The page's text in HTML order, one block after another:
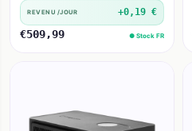
REVENU /JOUR +0,19 €
€509,99 ● Stock FR